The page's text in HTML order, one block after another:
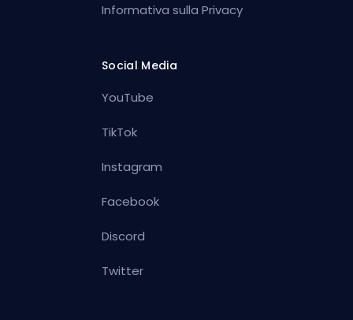
Informativa sulla Privacy
Social Media
YouTube
TikTok
Instagram
Facebook
Discord
Twitter